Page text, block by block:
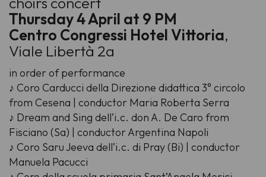
Thursday 4 April at 9 PM
Centro Congressi Hotel Vittoria,
Viale Libertà 2a
in order of performance
♪ Coro Carducci della Direzione didattica 3° circolo
from Cesena | conductor Maria Roberta Serra
♪ Dream and Sing dell’i.c. don A. De Caro from
Fisciano (Sa) | conductor Argentina Napoli
♪ Coro Saru Jeeva dell’i.c. di Pray (Bi) | conductor
Manuela Pacucci